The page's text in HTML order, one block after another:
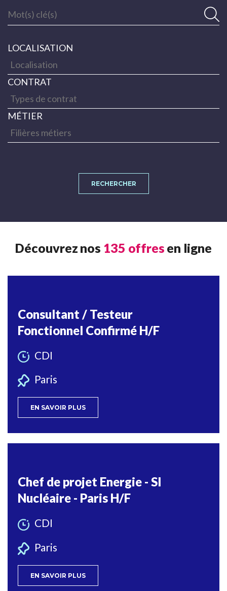
LOCALISATION
CONTRAT
MÉTIER
Découvrez nos 135 offres en ligne
Consultant / Testeur
Fonctionnel Confirmé H/F
CDI
Paris
EN SAVOIR PLUS
Chef de projet Energie - SI
Nucléaire - Paris H/F
CDI
Paris
EN SAVOIR PLUS